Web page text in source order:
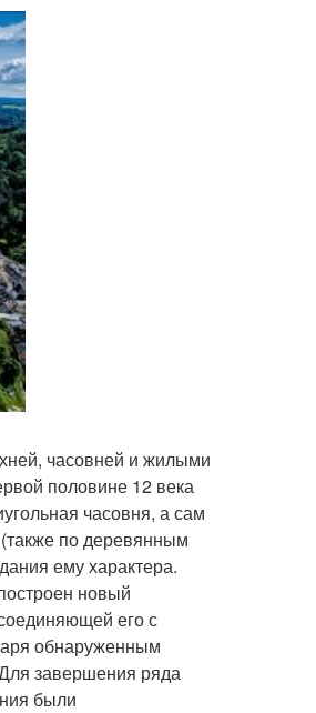
часовней и жилыми
половине 12 века
часовня, а сам
по деревянным
ему характера.
новый
его с
обнаруженным
завершения ряда
были